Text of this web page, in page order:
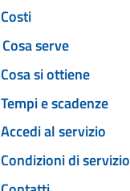
Costi
Cosa serve
Cosa si ottiene
Tempi e scadenze
Accedi al servizio
Condizioni di servizio